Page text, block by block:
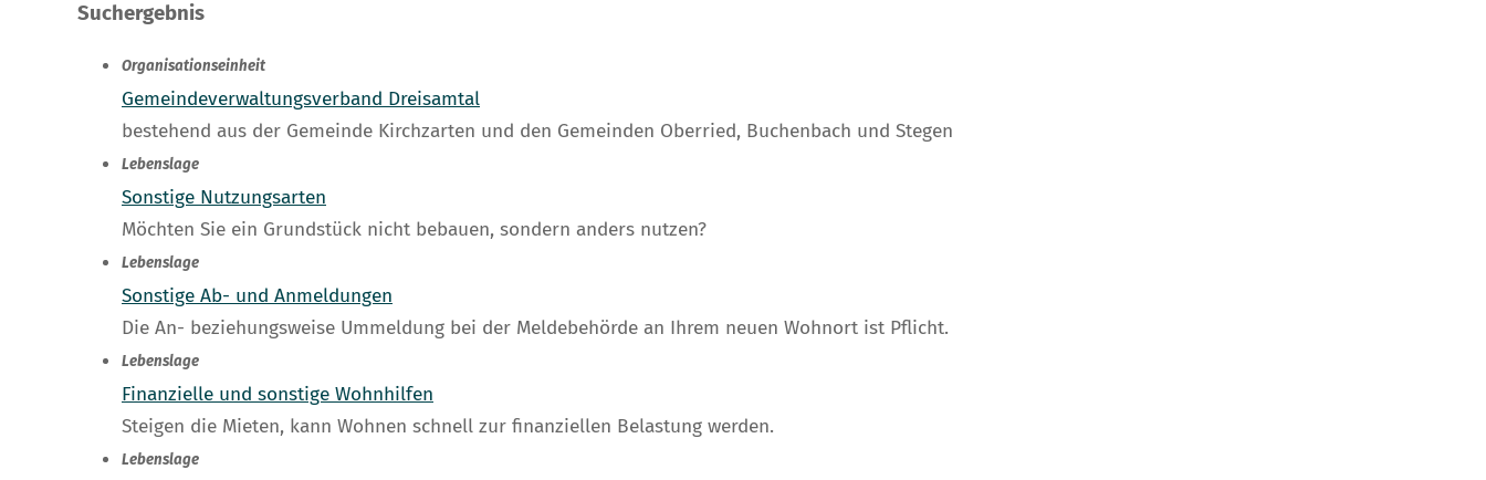
Suchergebnis
Organisationseinheit
Gemeindeverwaltungsverband Dreisamtal
bestehend aus der Gemeinde Kirchzarten und den Gemeinden Oberried, Buchenbach und Stegen
Lebenslage
Sonstige Nutzungsarten
Möchten Sie ein Grundstück nicht bebauen, sondern anders nutzen?
Lebenslage
Sonstige Ab- und Anmeldungen
Die An- beziehungsweise Ummeldung bei der Meldebehörde an Ihrem neuen Wohnort ist Pflicht.
Lebenslage
Finanzielle und sonstige Wohnhilfen
Steigen die Mieten, kann Wohnen schnell zur finanziellen Belastung werden.
Lebenslage